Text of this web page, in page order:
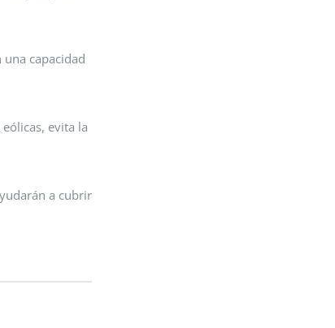
capacidad
evita la
a cubrir